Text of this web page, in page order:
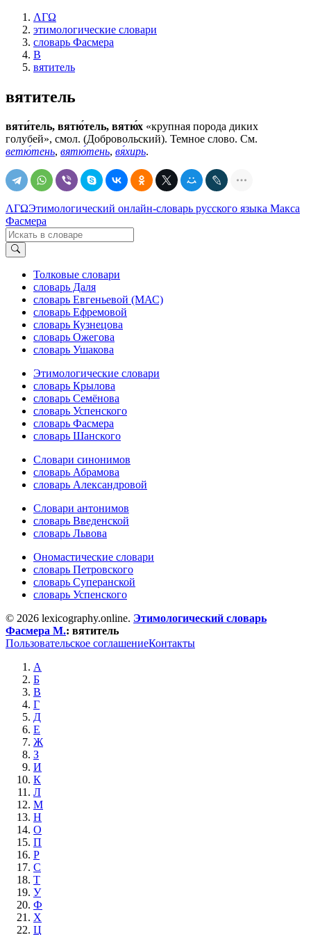
ΛΓΩ
этимологические словари
словарь Фасмера
В
вятитель
вятитель
вяти́тель, вятю́тель, вятю́х «крупная порода диких
голубей», смол. (Добровольский). Темное слово. См.
ветю́тень, вятю́тень, вя́хирь.
ΛΓΩЭтимологический онлайн-словарь русского языка Макса
Фасмера
Толковые словари
словарь Даля
словарь Евгеньевой (МАС)
словарь Ефремовой
словарь Кузнецова
словарь Ожегова
словарь Ушакова
Этимологические словари
словарь Крылова
словарь Семёнова
словарь Успенского
словарь Фасмера
словарь Шанского
Словари синонимов
словарь Абрамова
словарь Александровой
Словари антонимов
словарь Введенской
словарь Львова
Ономастические словари
словарь Петровского
словарь Суперанской
словарь Успенского
© 2026 lexicography.online. Этимологический словарь
Фасмера М.: вятитель
Пользовательское соглашениеКонтакты
А
Б
В
Г
Д
Е
Ж
З
И
К
Л
М
Н
О
П
Р
С
Т
У
Ф
Х
Ц